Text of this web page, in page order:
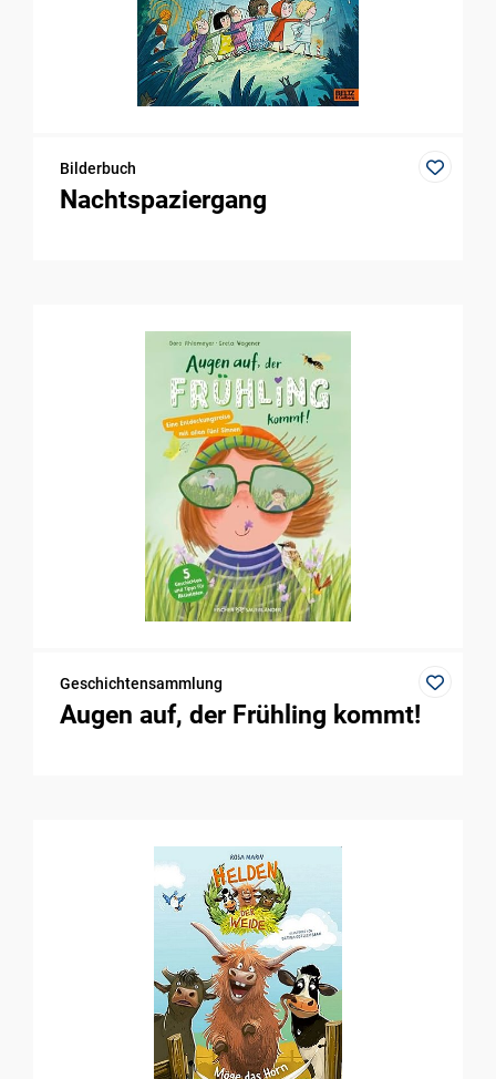
Bilderbuch
Nachtspaziergang
Geschichtensammlung
Augen auf, der Frühling kommt!